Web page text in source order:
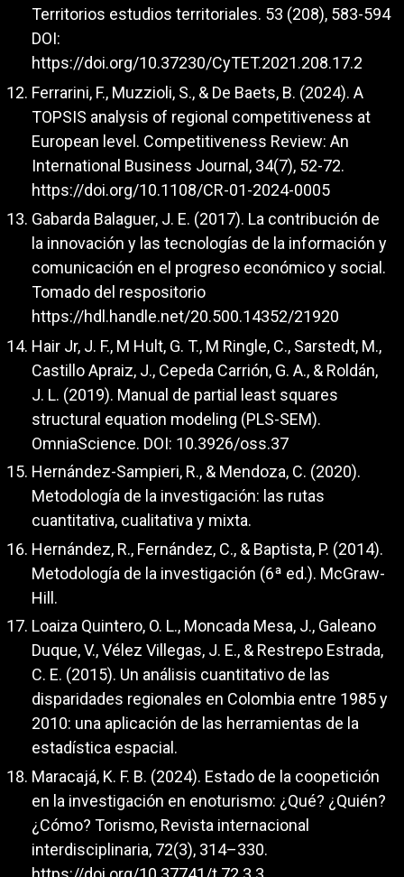
Territorios estudios territoriales. 53 (208), 583-594
DOI:
https://doi.org/10.37230/CyTET.2021.208.17.2
Ferrarini, F., Muzzioli, S., & De Baets, B. (2024). A
TOPSIS analysis of regional competitiveness at
European level. Competitiveness Review: An
International Business Journal, 34(7), 52-72.
https://doi.org/10.1108/CR-01-2024-0005
Gabarda Balaguer, J. E. (2017). La contribución de
la innovación y las tecnologías de la información y
comunicación en el progreso económico y social.
Tomado del respositorio
https://hdl.handle.net/20.500.14352/21920
Hair Jr, J. F., M Hult, G. T., M Ringle, C., Sarstedt, M.,
Castillo Apraiz, J., Cepeda Carrión, G. A., & Roldán,
J. L. (2019). Manual de partial least squares
structural equation modeling (PLS-SEM).
OmniaScience. DOI: 10.3926/oss.37
Hernández-Sampieri, R., & Mendoza, C. (2020).
Metodología de la investigación: las rutas
cuantitativa, cualitativa y mixta.
Hernández, R., Fernández, C., & Baptista, P. (2014).
Metodología de la investigación (6ª ed.). McGraw-
Hill.
Loaiza Quintero, O. L., Moncada Mesa, J., Galeano
Duque, V., Vélez Villegas, J. E., & Restrepo Estrada,
C. E. (2015). Un análisis cuantitativo de las
disparidades regionales en Colombia entre 1985 y
2010: una aplicación de las herramientas de la
estadística espacial.
Maracajá, K. F. B. (2024). Estado de la coopetición
en la investigación en enoturismo: ¿Qué? ¿Quién?
¿Cómo? Torismo, Revista internacional
interdisciplinaria, 72(3), 314–330.